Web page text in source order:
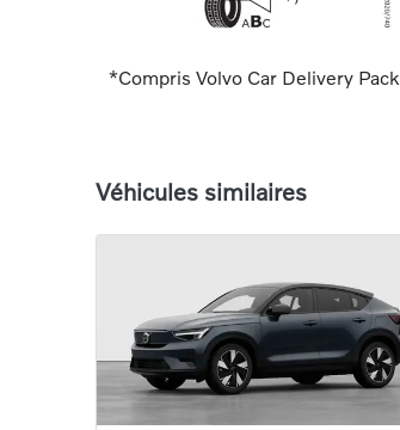
*Compris Volvo Car Delivery Pack
Véhicules similaires